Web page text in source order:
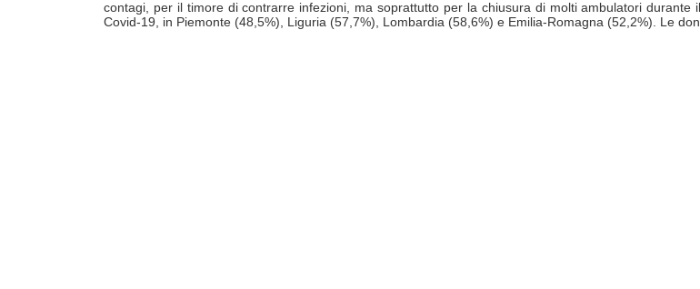
contagi, per il timore di contrarre infezioni, ma soprattutto per la chiusura di molti ambulatori
Covid-19, in Piemonte (48,5%), Liguria (57,7%), Lombardia (58,6%) e Emilia-Romagna (52,2%). Le